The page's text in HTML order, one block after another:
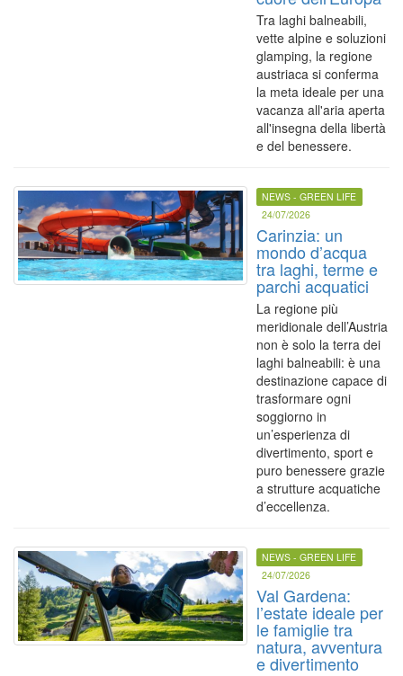
Tra laghi balneabili,
vette alpine e soluzioni
glamping, la regione
austriaca si conferma
la meta ideale per una
vacanza all'aria aperta
all'insegna della libertà
e del benessere.
NEWS - GREEN LIFE
24/07/2026
Carinzia: un
mondo d’acqua
tra laghi, terme e
parchi acquatici
La regione più
meridionale dell’Austria
non è solo la terra dei
laghi balneabili: è una
destinazione capace di
trasformare ogni
soggiorno in
un’esperienza di
divertimento, sport e
puro benessere grazie
a strutture acquatiche
d’eccellenza.
NEWS - GREEN LIFE
24/07/2026
Val Gardena:
l’estate ideale per
le famiglie tra
natura, avventura
e divertimento